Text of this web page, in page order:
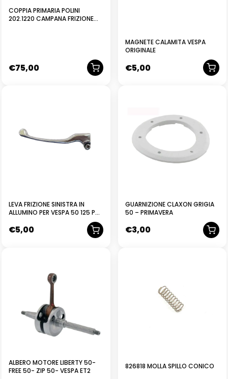
COPPIA PRIMARIA POLINI
202.1220 CAMPANA FRIZIONE
€75,00
MAGNETE CALAMITA VESPA
ORIGINALE
€5,00
LEVA FRIZIONE SINISTRA IN
ALLUMINO PER VESPA 50 125 PK
FL2 HP AUTOMATICA DAL 1995
€5,00
GUARNIZIONE CLAXON GRIGIA
50 – PRIMAVERA
€3,00
ALBERO MOTORE LIBERTY 50-
FREE 50- ZIP 50- VESPA ET2
826818 MOLLA SPILLO CONICO